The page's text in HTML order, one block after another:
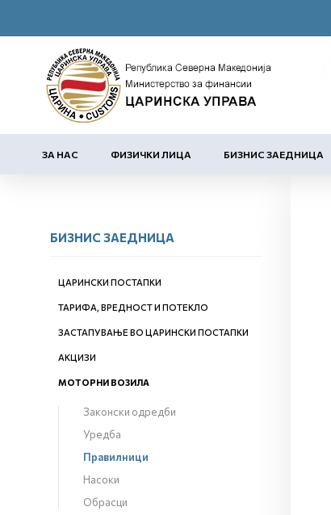
ЗА НАС ФИЗИЧКИ ЛИЦА БИЗНИС ЗАЕДНИЦА
БИЗНИС ЗАЕДНИЦА
ЦАРИНСКИ ПОСТАПКИ
ТАРИФА, ВРЕДНОСТ И ПОТЕКЛО
ЗАСТАПУВАЊЕ ВО ЦАРИНСКИ ПОСТАПКИ
АКЦИЗИ
МОТОРНИ ВОЗИЛА
Законски одредби
Уредба
Правилници
Насоки
Обрасци